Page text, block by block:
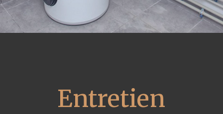
Entretien